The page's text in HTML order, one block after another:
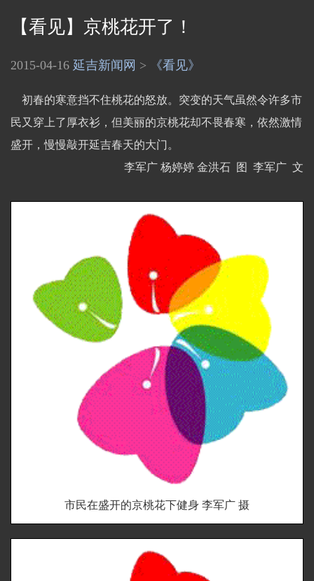
【看见】京桃花开了！
2015-04-16 延吉新闻网 > 《看见》
初春的寒意挡不住桃花的怒放。突变的天气虽然令许多市
民又穿上了厚衣衫，但美丽的京桃花却不畏春寒，依然激情
盛开，慢慢敲开延吉春天的大门。
李军广 杨婷婷 金洪石 图 李军广 文
市民在盛开的京桃花下健身 李军广 摄